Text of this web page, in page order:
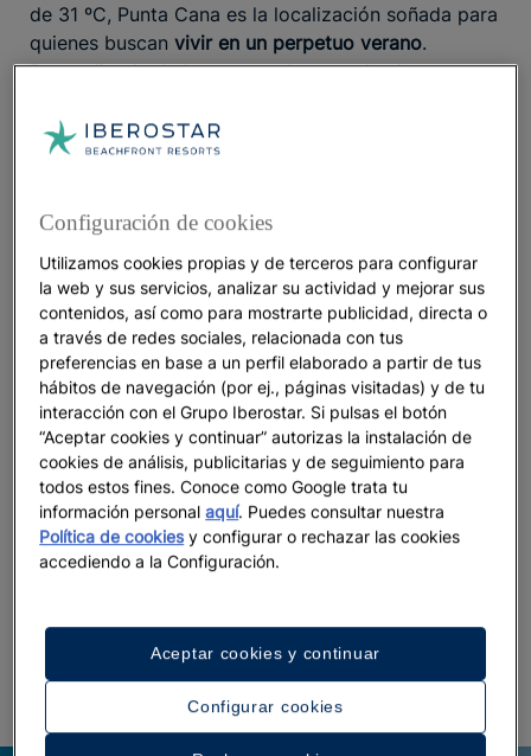
de 31 ºC, Punta Cana es la localización soñada para
quienes buscan vivir en un perpetuo verano.
Dependiendo de la temporada, este destino cuenta
a su proximidad con el ecuador, no existen cambios
bruscos entre el día y la noche de una estación del
de solsuele darse en torno a las 18 h y, en verano,
sobre las 19 h.
¿Cuándo es mejor para el baño y el snorkel?
Varios factores se unen para que, en la isla
dominicana, la época más recomendada para
bañarse y practicarsnorkelseaentre diciembre y
abril, su temporada alta. Por un lado, durante estos
meses se registra unmenor grado de humedad en
el Caribe. Además, las aguas –ya de por sí cálidas y
tranquilas– estánen calma, lo que permite observar
los ecosistemas marinos con mejor visibilidad. Por
último, coincide con el momento en que se registra
Aprovecha este periodo para alojarte enhoteles a pie
de playa en Punta Cana y disfrutar del mar.
Configuración de cookies
Utilizamos cookies propias y de terceros para configurar
la web y sus servicios, analizar su actividad y mejorar sus
contenidos, así como para mostrarte publicidad, directa o
a través de redes sociales, relacionada con tus
preferencias en base a un perfil elaborado a partir de tus
hábitos de navegación (por ej., páginas visitadas) y de tu
interacción con el Grupo Iberostar. Si pulsas el botón
“Aceptar cookies y continuar” autorizas la instalación de
cookies de análisis, publicitarias y de seguimiento para
todos estos fines. Conoce como Google trata tu
información personalaquí. Puedes consultar nuestra
Política de cookiesy configurar o rechazar las cookies
accediendo a la Configuración.
Configurar cookies
Aceptar cookies y continuar